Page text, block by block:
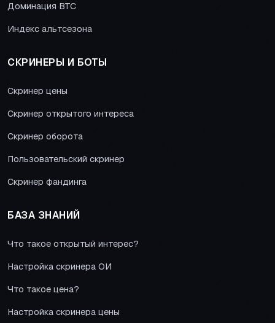
Доминация BTC
Индекс альтсезона
СКРИНЕРЫ И БОТЫ
Скринер цены
Скринер открытого интереса
Скринер оборота
Пользовательский скринер
Скринер фандинга
БАЗА ЗНАНИЙ
Что такое открытый интерес?
Настройка скринера ОИ
Что такое цена?
Настройка скринера цены